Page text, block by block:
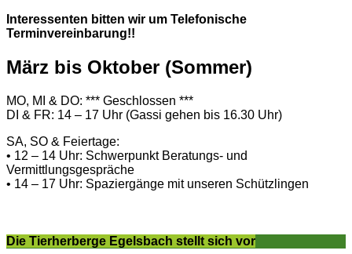
Interessenten bitten wir um Telefonische
Terminvereinbarung!!
März bis Oktober (Sommer)
MO, MI & DO: *** Geschlossen ***
DI & FR: 14 – 17 Uhr (Gassi gehen bis 16.30 Uhr)
SA, SO & Feiertage:
• 12 – 14 Uhr: Schwerpunkt Beratungs- und
Vermittlungsgespräche
• 14 – 17 Uhr: Spaziergänge mit unseren Schützlingen
Die Tierherberge Egelsbach stellt sich vor